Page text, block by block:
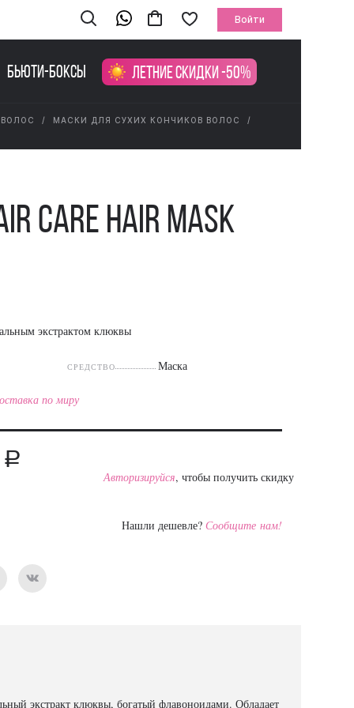
Войти
Бьюти-боксы Летние скидки -50%
МАСКИ ДЛЯ СУХИХ КОНЧИКОВ ВОЛОС
Care Hair Mask
экстрактом клюквы
СРЕДСТВО Маска
по миру
a
Авторизируйся, чтобы получить скидку
Нашли дешевле? Сообщите нам!
экстракт клюквы, богатый флавоноидами. Обладает